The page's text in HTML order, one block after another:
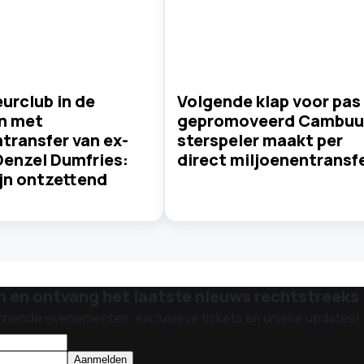
in de
met
van ex-
Dumfries:
ontzettend
Volgende klap voor pas
gepromoveerd
sterspeler maakt per
direct
en ontvang het laatste nieuws rechtstreeks
evenementen, exclusieve tickets en unieke updates!